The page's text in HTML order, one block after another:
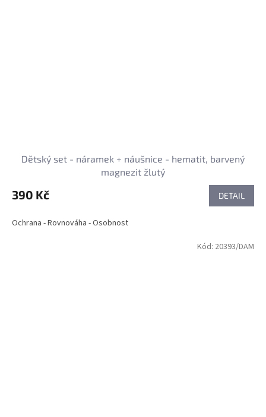
Dětský set - náramek + náušnice - hematit, barvený
magnezit žlutý
390 Kč DETAIL
Ochrana - Rovnováha - Osobnost
Kód: 20393/DAM